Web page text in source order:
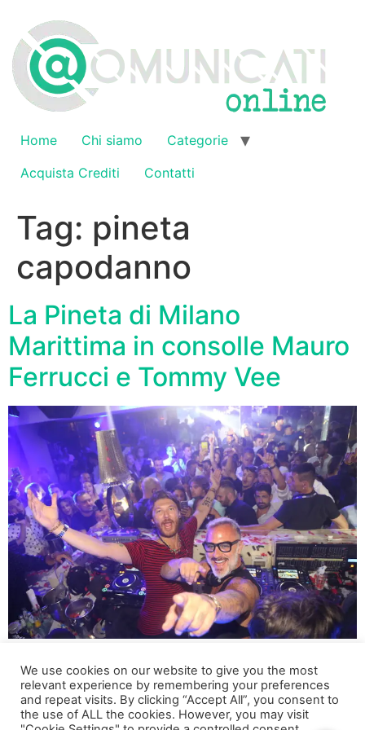
contenuto
Home Chi siamo
Categorie
Acquista Crediti
Contatti
Tag: pineta
capodanno
La Pineta di Milano
Marittima in consolle Mauro
Ferrucci e Tommy Vee
e Tommy Vee, dinner-show da “mille e una notte” e tanti
ospiti vip. Nella disco-luxury di Milano Marittima si
annuncia un San Silvestro da “tutto esaurito”! Due icone
We use cookies on our website to give you the most
relevant experience by remembering your preferences
and repeat visits. By clicking “Accept All”, you consent to
the use of ALL the cookies. However, you may visit